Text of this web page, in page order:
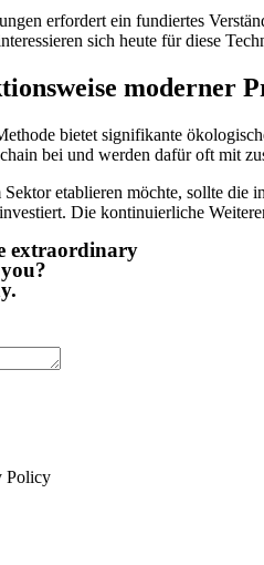
erfordert ein fundiertes
sich heute für diese
moderner
bietet signifikante
bei und werden dafür oft mit
etablieren möchte, sollte die
Die kontinuierliche
extraordinary
Policy